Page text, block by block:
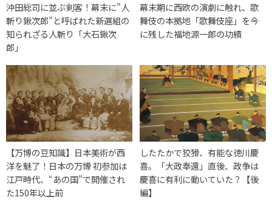
沖田総司に並ぶ剣客！幕末に”人
斬り鍬次郎”と呼ばれた新選組の
知られざる人斬り「大石鍬次
郎」
幕末期に西欧の演劇に触れ、歌
舞伎の本拠地「歌舞伎座」を今
に残した福地源一郎の功績
【万博の豆知識】日本美術が西
洋を魅了！日本の万博 初参加は
江戸時代、“あの国”で開催され
た150年以上前
したたかで狡猾、有能な徳川慶
喜。「大政奉還」直後、政争は
慶喜に有利に動いていた？【後
編】